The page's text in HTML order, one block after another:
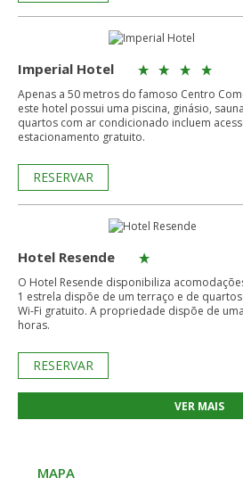
Imperial Hotel
Apenas a 50 metros do famoso Centro
este hotel possui uma piscina, ginásio,
quartos com ar condicionado incluem
estacionamento gratuito.
RESERVAR
Hotel Resende
O Hotel Resende disponibiliza
1 estrela dispõe de um terraço e de
Wi-Fi gratuito. A propriedade dispõe de
horas.
RESERVAR
VER MAIS
MAPA